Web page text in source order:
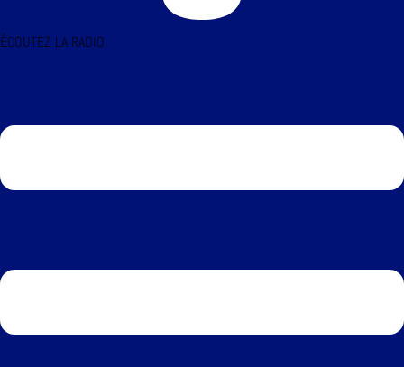
ÉCOUTEZ LA RADIO